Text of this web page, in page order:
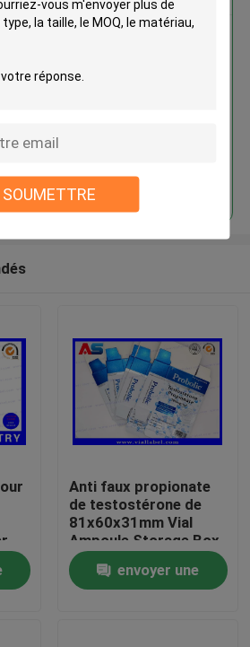
SOUMETTRE
de stéroïdes de peptides
Anti faux propionate
de testostérone de
81x60x31mm Vial
Ampoule Storage Box
For 1ml
envoyer une